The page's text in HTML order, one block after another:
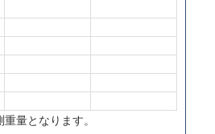
量となります。